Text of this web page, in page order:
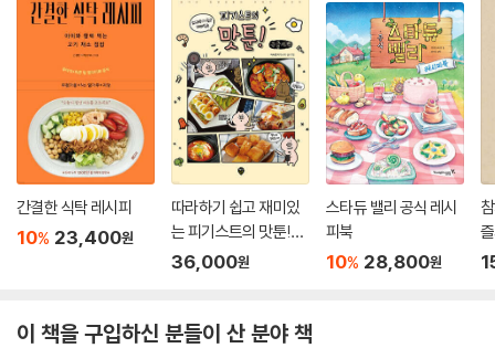
간결한 식탁 레시피
10% 23,400원
따라하기 쉽고 재미있
는 피기스트의 맛툰!
(큰글자책)
36,000원
스타듀 밸리 공식 레시
피북
10% 28,800원
이 책을 구입하신 분들이 산 분야 책